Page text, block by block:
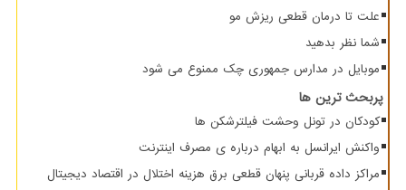
علت تا درمان قطعی ریزش مو
شما نظر بدهید
موبایل در مدارس جمهوری چک ممنوع می شود
پربحث ترین ها
کودکان در تونل وحشت فیلترشکن ها
واکنش ایرانسل به ابهام درباره ی مصرف اینترنت
مراکز داده قربانی پنهان قطعی برق هزینه اختلال در اقتصاد دیجیتال